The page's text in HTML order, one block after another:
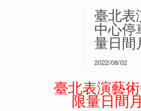
臺北表
中心停
量日間
2022/08/02
臺北表演藝
限量日間